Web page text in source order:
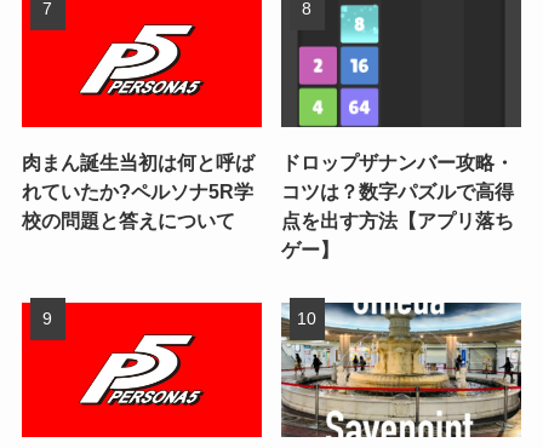
肉まん誕生当初は何と呼ば
れていたか?ペルソナ5R学
校の問題と答えについて
ドロップザナンバー攻略・
コツは？数字パズルで高得
点を出す方法【アプリ落ち
ゲー】